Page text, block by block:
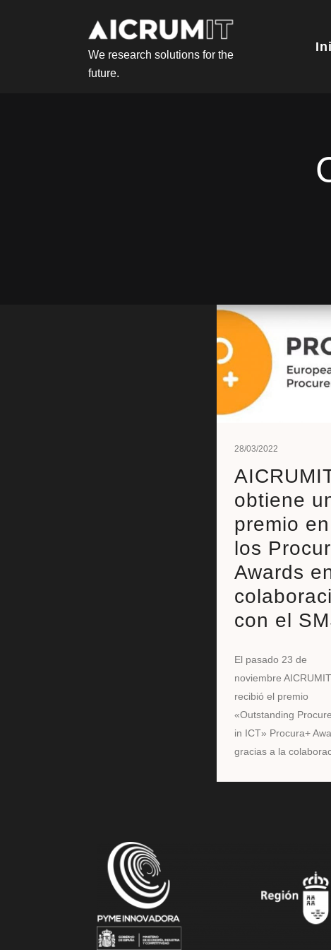
We research solutions for the
future.
28/03/2022
obtiene
premio en
los
Awards
con el
El pasado 23 de
noviembre AICRUMIT
recibió el premio
«Outstanding
in ICT» Procura+
gracias a la